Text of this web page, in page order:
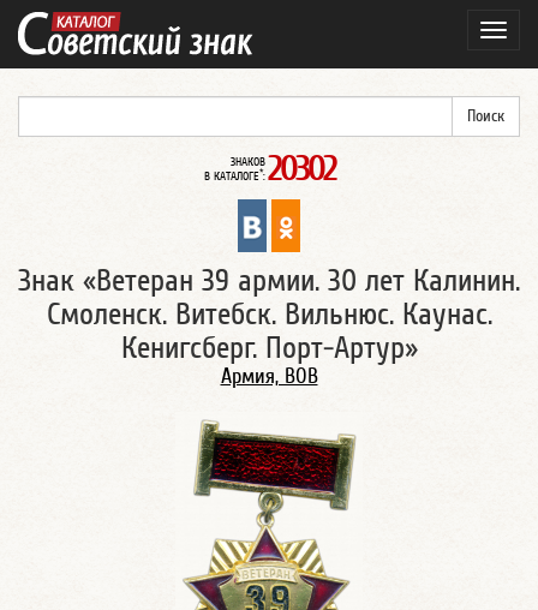
ЗНАКОВ
В КАТАЛОГЕ*: 20302
Знак «Ветеран 39 армии. 30 лет Калинин.
Смоленск. Витебск. Вильнюс. Каунас.
Кенигсберг. Порт-Артур»
Армия, ВОВ